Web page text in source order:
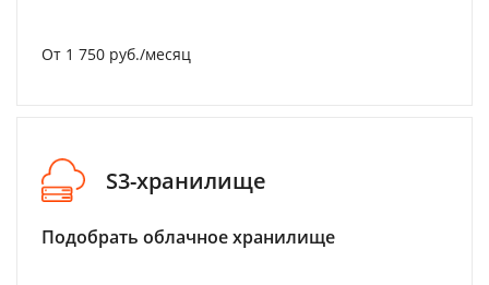
От 1 750 руб./месяц
S3-хранилище
Подобрать облачное хранилище